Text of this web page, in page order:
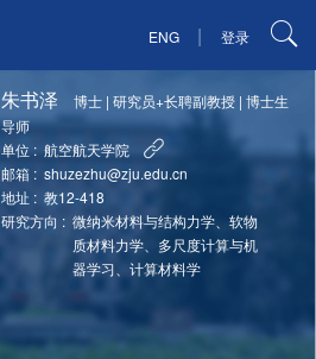
ENG | 登录
朱书泽 博士 |研究员+长聘副教授 |博士生
导师
单位 : 航空航天学院
邮箱 : shuzezhu@zju.edu.cn
地址 : 教12-418
研究方向 : 微纳米材料与结构力学、软物
质材料力学、多尺度计算与机
器学习、计算材料学